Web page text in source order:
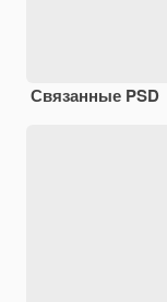
Связанные PSD